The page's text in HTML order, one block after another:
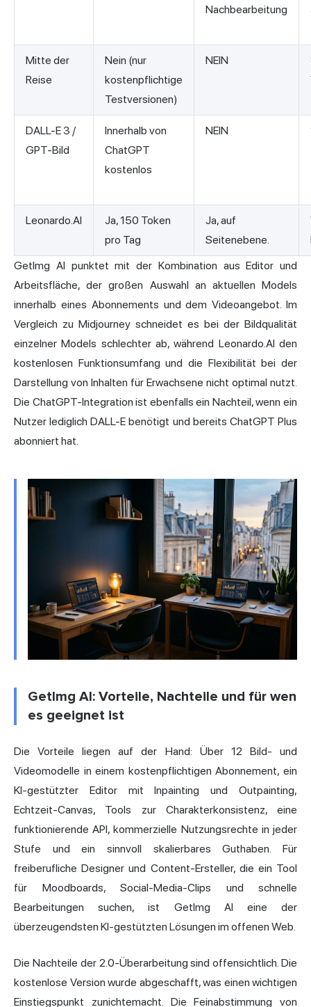
Nachbearbeitung
Mitte der
Reise
Nein (nur
kostenpflichtige
Testversionen)
NEIN
DALL-E 3 /
GPT-Bild
Innerhalb von
ChatGPT
kostenlos
NEIN
Leonardo.AI
Ja, 150 Token
pro Tag
Ja, auf
Seitenebene.
GetImg AI punktet mit der Kombination aus Editor und
Arbeitsfläche, der großen Auswahl an aktuellen Models
innerhalb eines Abonnements und dem Videoangebot. Im
Vergleich zu Midjourney schneidet es bei der Bildqualität
einzelner Models schlechter ab, während Leonardo.AI den
kostenlosen Funktionsumfang und die Flexibilität bei der
Darstellung von Inhalten für Erwachsene nicht optimal nutzt.
Die ChatGPT-Integration ist ebenfalls ein Nachteil, wenn ein
Nutzer lediglich DALL-E benötigt und bereits ChatGPT Plus
abonniert hat.
GetImg AI: Vorteile, Nachteile und für wen
es geeignet ist
Die Vorteile liegen auf der Hand: Über 12 Bild- und
Videomodelle in einem kostenpflichtigen Abonnement, ein
KI-gestützter Editor mit Inpainting und Outpainting,
Echtzeit-Canvas, Tools zur Charakterkonsistenz, eine
funktionierende API, kommerzielle Nutzungsrechte in jeder
Stufe und ein sinnvoll skalierbares Guthaben. Für
freiberufliche Designer und Content-Ersteller, die ein Tool
für Moodboards, Social-Media-Clips und schnelle
Bearbeitungen suchen, ist GetImg AI eine der
überzeugendsten KI-gestützten Lösungen im offenen Web.
Die Nachteile der 2.0-Überarbeitung sind offensichtlich. Die
kostenlose Version wurde abgeschafft, was einen wichtigen
Einstiegspunkt zunichtemacht. Die Feinabstimmung von